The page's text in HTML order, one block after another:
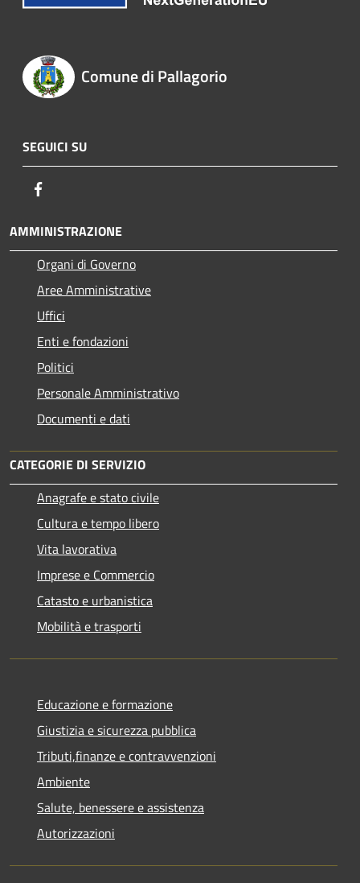
Comune di Pallagorio
SEGUICI SU
AMMINISTRAZIONE
Organi di Governo
Aree Amministrative
Uffici
Enti e fondazioni
Politici
Personale Amministrativo
Documenti e dati
CATEGORIE DI SERVIZIO
Anagrafe e stato civile
Cultura e tempo libero
Vita lavorativa
Imprese e Commercio
Catasto e urbanistica
Mobilità e trasporti
Educazione e formazione
Giustizia e sicurezza pubblica
Tributi,finanze e contravvenzioni
Ambiente
Salute, benessere e assistenza
Autorizzazioni